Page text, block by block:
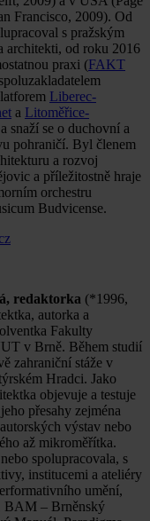
Francisco, 2009). Od
s pražským
architekti, od roku 2016
praxi (FAKT
Liberec-
a Litoměřice-
a snaží se o duchovní a
pohraničí. Byl členem
a rozvoj
a příležitostně hraje
orchestru
Budvicense.
redaktorka (*1996,
autorka a
Fakulty
v Brně. Během studií
zahraniční stáže v
Hradci. Jako
objevuje a testuje
přesahy zejména
výstav nebo
až mikroměřítka.
spolupracovala, s
institucemi a ateliéry
umění,
BAM – Brněnský